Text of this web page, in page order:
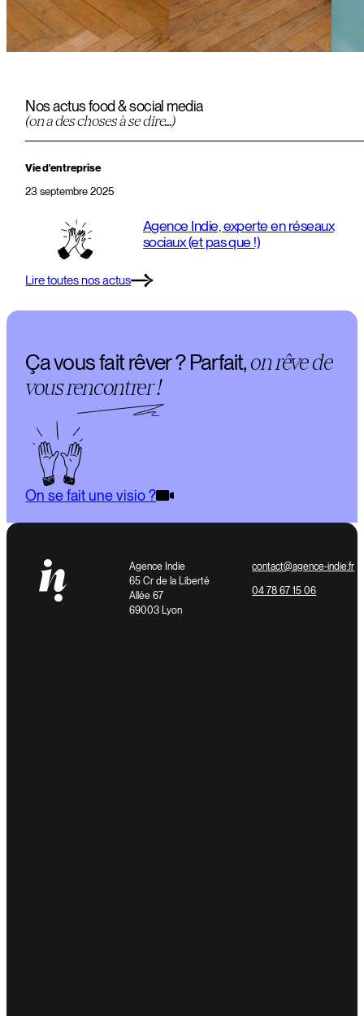
Nos actus food & social media
(on a des choses à se dire…)
Vie d'entreprise
23 septembre 2025
Agence Indie, experte en réseaux
sociaux (et pas que !)
Lire toutes nos actus
Ça vous fait rêver ? Parfait,on rêve de
vousrencontrer!
On se fait une visio ?
Agence Indie
65 Cr de la Liberté
Allée 67
69003 Lyon
contact@agence-indie.fr
04 78 67 15 06